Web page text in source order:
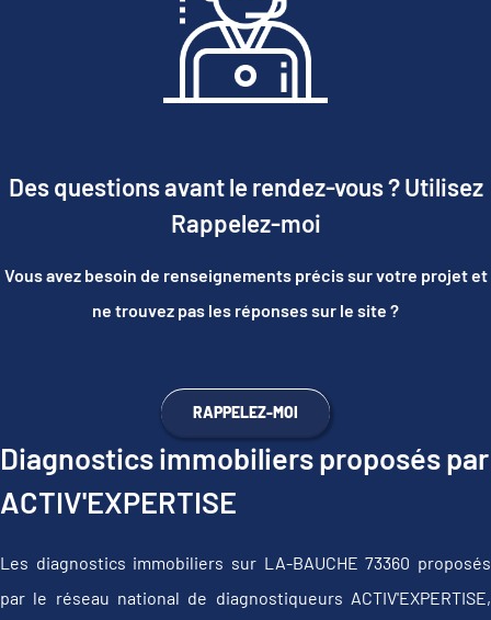
Des questions avant le rendez-vous ? Utilisez
Rappelez-moi
Vous avez besoin de renseignements précis sur votre projet et
ne trouvez pas les réponses sur le site ?
RAPPELEZ-MOI
Diagnostics immobiliers proposés par
ACTIV'EXPERTISE
Les diagnostics immobiliers sur LA-BAUCHE 73360 proposés
par le réseau national de diagnostiqueurs ACTIV'EXPERTISE,